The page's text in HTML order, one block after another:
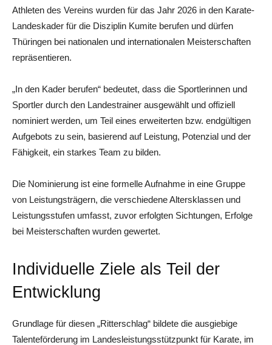
Athleten des Vereins wurden für das Jahr 2026 in den Karate-
Landeskader für die Disziplin Kumite berufen und dürfen
Thüringen bei nationalen und internationalen Meisterschaften
repräsentieren.
„In den Kader berufen“ bedeutet, dass die Sportlerinnen und
Sportler durch den Landestrainer ausgewählt und offiziell
nominiert werden, um Teil eines erweiterten bzw. endgültigen
Aufgebots zu sein, basierend auf Leistung, Potenzial und der
Fähigkeit, ein starkes Team zu bilden.
Die Nominierung ist eine formelle Aufnahme in eine Gruppe
von Leistungsträgern, die verschiedene Altersklassen und
Leistungsstufen umfasst, zuvor erfolgten Sichtungen, Erfolge
bei Meisterschaften wurden gewertet.
Individuelle Ziele als Teil der
Entwicklung
Grundlage für diesen „Ritterschlag“ bildete die ausgiebige
Talenteförderung im Landesleistungsstützpunkt für Karate, im